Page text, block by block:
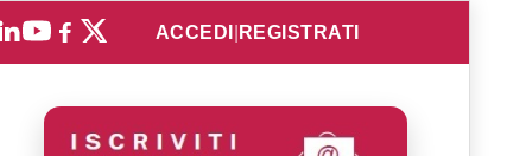
ACCEDI REGISTRATI